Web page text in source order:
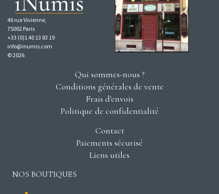
46 rue Vivienne,
75002 Paris
+33 (0)1 40 13 83 19
info@inumis.com
© 2026
Qui sommes-nous ?
Conditions générales de vente
Frais d'envois
Politique de confidentialité
Contact
Paiements sécurisé
Liens utiles
NOS BOUTIQUES